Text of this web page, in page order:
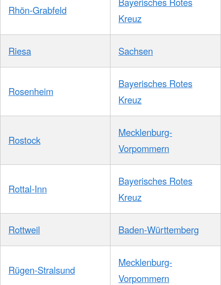
Rhön-Grabfeld
Kreuz
Riesa Sachsen
Rosenheim
Bayerisches Rotes
Kreuz
Rostock
Mecklenburg-
Vorpommern
Rottal-Inn
Bayerisches Rotes
Kreuz
Rottweil Baden-Württemberg
Rügen-Stralsund
Mecklenburg-
Vorpommern